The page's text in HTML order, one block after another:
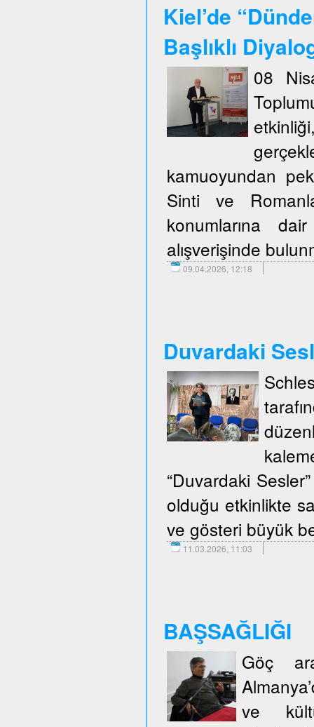
Kiel’de
Başlıklı
08
kamuoyundan pek
Sinti ve
konumlarına
alışverişinde
09.04.2026, 12:18
Duvardaki
“Duvardaki
olduğu etkinlikte
ve gösteri büyük
11.03.2026, 11:03
BAŞSAĞLIĞI
Göç
ve